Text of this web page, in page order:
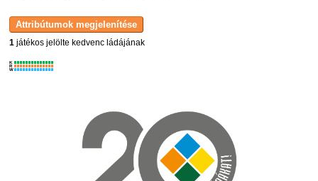
1 játékos jelölte kedvenc ládájának
K
R
W